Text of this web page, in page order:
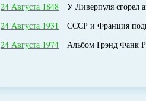
24 Августа 1848 У Ливерпуля сгорел
24 Августа 1931 СССР и Франция
24 Августа 1974 Альбом Грэнд Фанк